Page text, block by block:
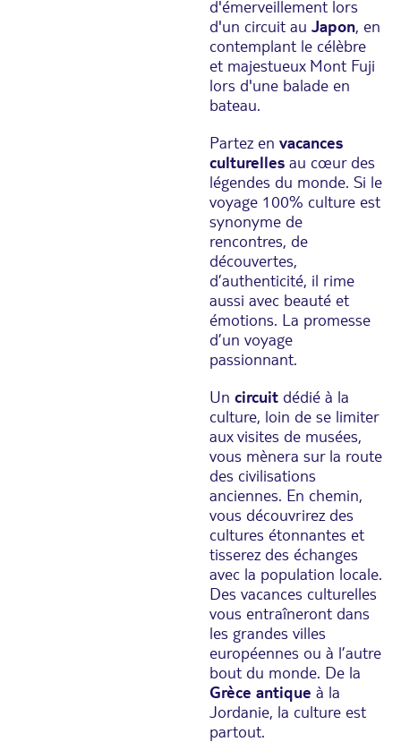
d'émerveillement lors
d'un circuit au Japon, en
contemplant le célèbre
et majestueux Mont Fuji
lors d'une balade en
bateau.
Partez en vacances
culturelles au cœur des
légendes du monde. Si le
voyage 100% culture est
synonyme de
rencontres, de
découvertes,
d’authenticité, il rime
aussi avec beauté et
émotions. La promesse
d’un voyage
passionnant.
Un circuit dédié à la
culture, loin de se limiter
aux visites de musées,
vous mènera sur la route
des civilisations
anciennes. En chemin,
vous découvrirez des
cultures étonnantes et
tisserez des échanges
avec la population locale.
Des vacances culturelles
vous entraîneront dans
les grandes villes
européennes ou à l’autre
bout du monde. De la
Grèce antique à la
Jordanie, la culture est
partout.